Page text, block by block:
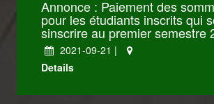
Annonce : Paiement des
pour les étudiants inscrits qui
sinscrire au premier semestre
2021-09-21 |
Details